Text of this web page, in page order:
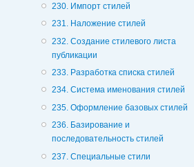
230. Импорт стилей
231. Наложение стилей
232. Создание стилевого листа
публикации
233. Разработка списка стилей
234. Система именования стилей
235. Оформление базовых стилей
236. Базирование и
последовательность стилей
237. Специальные стили